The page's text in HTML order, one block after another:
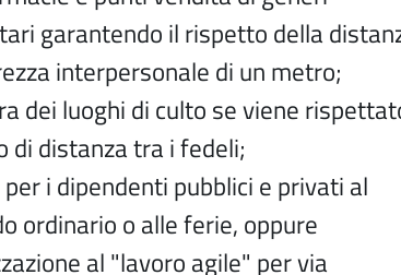
garantendo il rispetto della
interpersonale di un metro;
dei luoghi di culto se viene
di distanza tra i fedeli;
i dipendenti pubblici e privati al
ordinario o alle ferie, oppure
al "lavoro agile" per via